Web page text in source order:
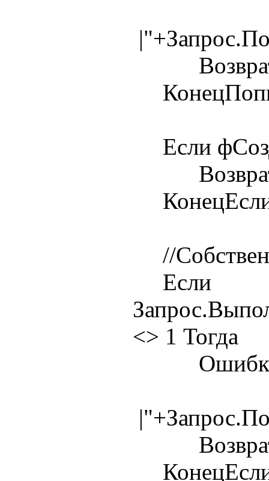
Если
//
Если
<> 1 Тогда